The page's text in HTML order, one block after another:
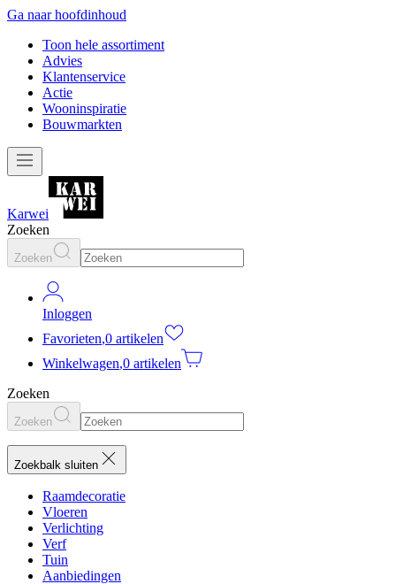
Ga naar hoofdinhoud
Toon hele assortiment
Advies
Klantenservice
Actie
Wooninspiratie
Bouwmarkten
Karwei
Zoeken
Zoeken
Inloggen
Favorieten,0 artikelen
Winkelwagen,0 artikelen
Zoeken
Zoeken
Zoekbalk sluiten
Raamdecoratie
Vloeren
Verlichting
Verf
Tuin
Aanbiedingen